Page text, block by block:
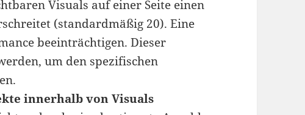
Visuals auf einer Seite einen
(standardmäßig 20). Eine
beeinträchtigen. Dieser
um den spezifischen
innerhalb von Visuals